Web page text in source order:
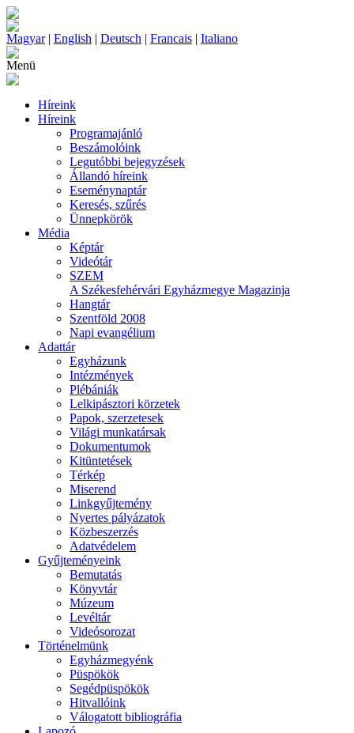
Magyar| English | Deutsch | Francais | Italiano
Menü
Híreink
Híreink
Programajánló
Beszámolóink
Legutóbbi bejegyzések
Állandó híreink
Eseménynaptár
Keresés, szűrés
Ünnepkörök
Média
Képtár
Videótár
SZEM
A Székesfehérvári Egyházmegye Magazinja
Hangtár
Szentföld 2008
Napi evangélium
Adattár
Egyházunk
Intézmények
Plébániák
Lelkipásztori körzetek
Papok, szerzetesek
Világi munkatársak
Dokumentumok
Kitüntetések
Térkép
Miserend
Linkgyűjtemény
Nyertes pályázatok
Közbeszerzés
Adatvédelem
Gyűjteményeink
Bemutatás
Könyvtár
Múzeum
Levéltár
Videósorozat
Történelmünk
Egyházmegyénk
Püspökök
Segédpüspökök
Hitvallóink
Válogatott bibliográfia